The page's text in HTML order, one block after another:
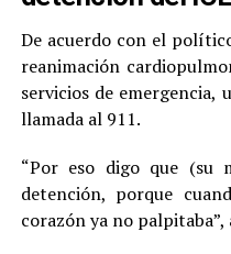
De acuerdo con el
reanimación
servicios de emergencia,
llamada al 911.
“Por eso digo que (su
detención, porque
corazón ya no